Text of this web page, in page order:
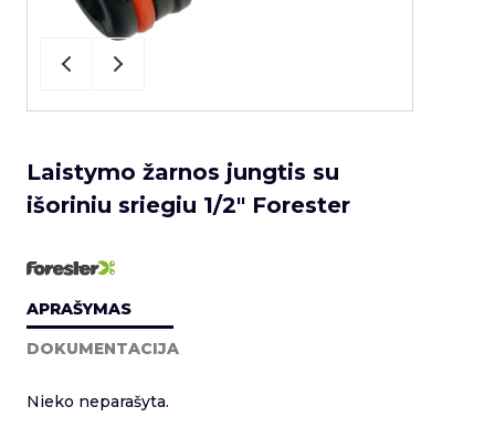
Laistymo žarnos jungtis su
išoriniu sriegiu 1/2" Forester
APRAŠYMAS
DOKUMENTACIJA
Nieko neparašyta.